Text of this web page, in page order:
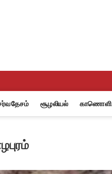
Review
சூழலியல் காணொளி